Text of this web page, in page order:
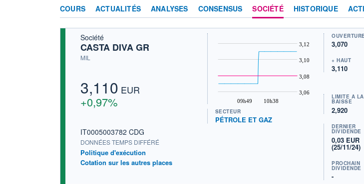
COURS ACTUALITÉS ANALYSES CONSENSUS SOCIÉTÉ HISTORIQUE
Société
CASTA DIVA GR
MIL
3,110 EUR
+0,97%
IT0005003782 CDG
DONNÉES TEMPS DIFFÉRÉ
Politique d'exécution
Cotation sur les autres places
09h49 10h38
3,06
3,08
3,10
3,12
SECTEUR
PÉTROLE ET GAZ
3,070
+ HAUT
3,110
LIMITE À LA
BAISSE
2,920
DERNIER
DIVIDENDE
0,03 EUR
(25/11/24)
PROCHAIN
DIVIDENDE
-